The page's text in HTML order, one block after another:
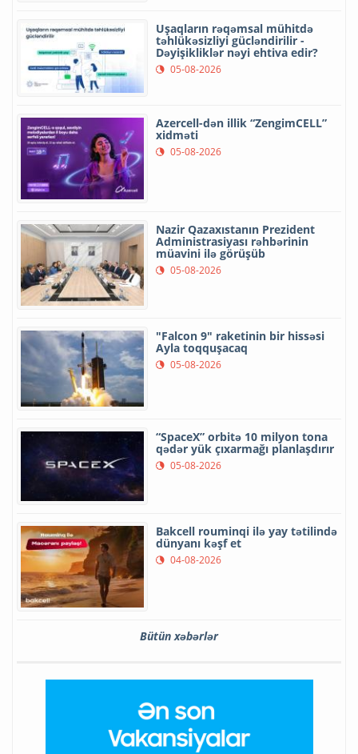
Uşaqların rəqəmsal mühitdə
təhlükəsizliyi gücləndirilir -
Dəyişikliklər nəyi ehtiva edir?
05-08-2026
Azercell-dən illik “ZengimCELL”
xidməti
05-08-2026
Nazir Qazaxıstanın Prezident
Administrasiyası rəhbərinin
müavini ilə görüşüb
05-08-2026
"Falcon 9" raketinin bir hissəsi
Ayla toqquşacaq
05-08-2026
“SpaceX” orbitə 10 milyon tona
qədər yük çıxarmağı planlaşdırır
05-08-2026
Bakcell rouminqi ilə yay tətilində
dünyanı kəşf et
04-08-2026
Bütün xəbərlər